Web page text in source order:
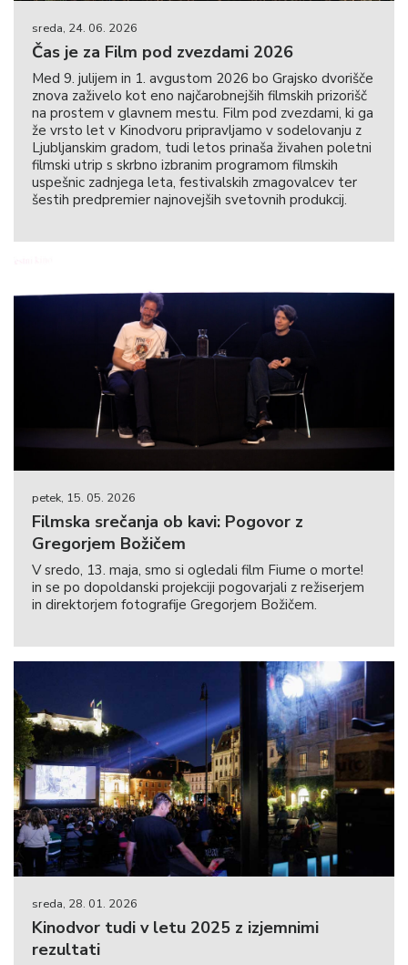
sreda, 24. 06. 2026
Čas je za Film pod zvezdami 2026
Med 9. julijem in 1. avgustom 2026 bo Grajsko dvorišče
znova zaživelo kot eno najčarobnejših filmskih prizorišč
na prostem v glavnem mestu. Film pod zvezdami, ki ga
že vrsto let v Kinodvoru pripravljamo v sodelovanju z
Ljubljanskim gradom, tudi letos prinaša živahen poletni
filmski utrip s skrbno izbranim programom filmskih
uspešnic zadnjega leta, festivalskih zmagovalcev ter
šestih predpremier najnovejših svetovnih produkcij.
petek, 15. 05. 2026
Filmska srečanja ob kavi: Pogovor z
Gregorjem Božičem
V sredo, 13. maja, smo si ogledali film Fiume o morte!
in se po dopoldanski projekciji pogovarjali z režiserjem
in direktorjem fotografije Gregorjem Božičem.
sreda, 28. 01. 2026
Kinodvor tudi v letu 2025 z izjemnimi
rezultati